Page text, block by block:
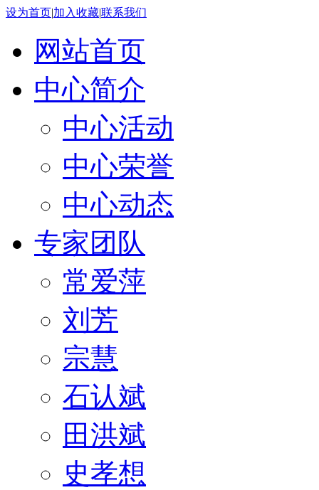
设为首页|加入收藏|联系我们
网站首页
中心简介
中心活动
中心荣誉
中心动态
专家团队
常爱萍
刘芳
宗慧
石认斌
田洪斌
史孝想